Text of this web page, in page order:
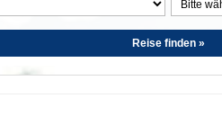
Reise finden »